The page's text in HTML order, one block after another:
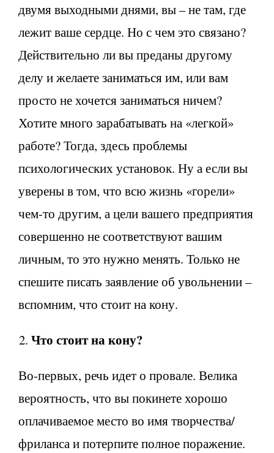
двумя выходными днями, вы – не там, где
лежит ваше сердце. Но с чем это связано?
Действительно ли вы преданы другому
делу и желаете заниматься им, или вам
просто не хочется заниматься ничем?
Хотите много зарабатывать на «легкой»
работе? Тогда, здесь проблемы
психологических установок. Ну а если вы
уверены в том, что всю жизнь «горели»
чем-то другим, а цели вашего предприятия
совершенно не соответствуют вашим
личным, то это нужно менять. Только не
спешите писать заявление об увольнении –
вспомним, что стоит на кону.
Что стоит на кону?
Во-первых, речь идет о провале. Велика
вероятность, что вы покинете хорошо
оплачиваемое место во имя творчества/
фриланса и потерпите полное поражение.